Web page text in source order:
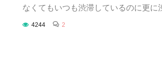
なくてもいつも渋滞しているのに更
4244 2